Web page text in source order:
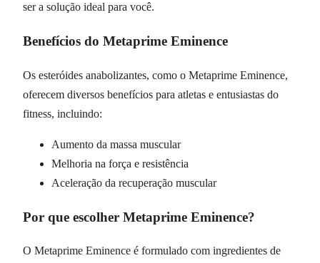
ser a solução ideal para você.
Benefícios do Metaprime Eminence
Os esteróides anabolizantes, como o Metaprime Eminence,
oferecem diversos benefícios para atletas e entusiastas do
fitness, incluindo:
Aumento da massa muscular
Melhoria na força e resistência
Aceleração da recuperação muscular
Por que escolher Metaprime Eminence?
O Metaprime Eminence é formulado com ingredientes de